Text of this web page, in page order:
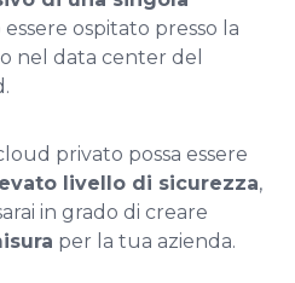
ospitato presso la
nel data center del
privato possa essere
livello di sicurezza,
in grado di creare
per la tua azienda.